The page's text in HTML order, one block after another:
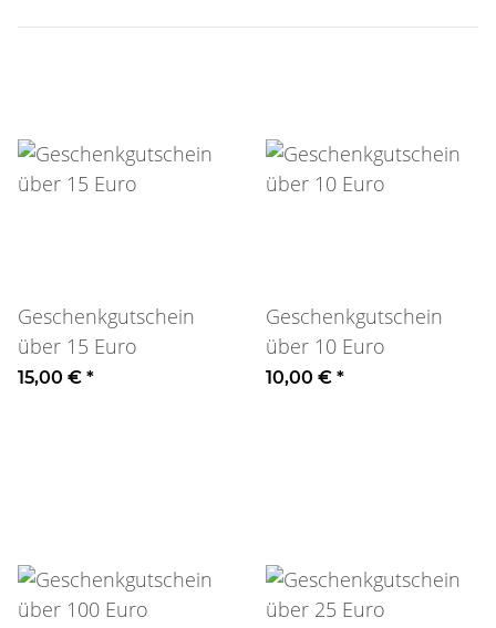
Geschenkgutschein
über 15 Euro
15,00 € *
Geschenkgutschein
über 10 Euro
10,00 € *